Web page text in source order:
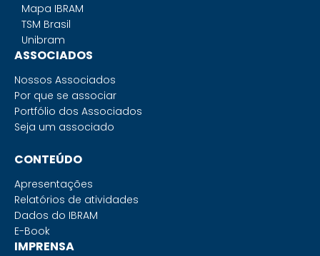
Mapa IBRAM
TSM Brasil
Unibram
ASSOCIADOS
Nossos Associados
Por que se associar
Portfólio dos Associados
Seja um associado
CONTEÚDO
Apresentações
Relatórios de atividades
Dados do IBRAM
E-Book
IMPRENSA